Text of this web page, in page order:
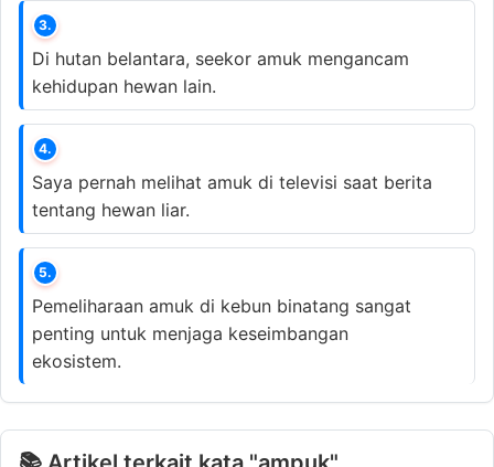
3.
Di hutan belantara, seekor amuk mengancam
kehidupan hewan lain.
4.
Saya pernah melihat amuk di televisi saat berita
tentang hewan liar.
5.
Pemeliharaan amuk di kebun binatang sangat
penting untuk menjaga keseimbangan
ekosistem.